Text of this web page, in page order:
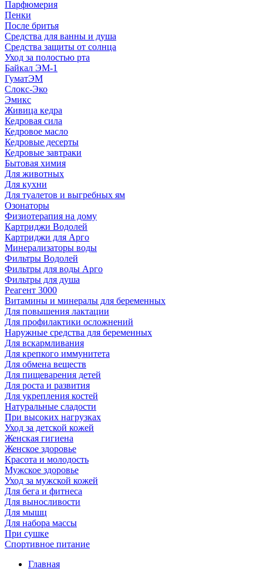
Парфюмерия
Пенки
После бритья
Средства для ванны и душа
Средства защиты от солнца
Уход за полостью рта
Байкал ЭМ-1
ГуматЭМ
Слокс-Эко
Эмикс
Живица кедра
Кедровая сила
Кедровое масло
Кедровые десерты
Кедровые завтраки
Бытовая химия
Для животных
Для кухни
Для туалетов и выгребных ям
Озонаторы
Физиотерапия на дому
Картриджи Водолей
Картриджи для Арго
Минерализаторы воды
Фильтры Водолей
Фильтры для воды Арго
Фильтры для душа
Реагент 3000
Витамины и минералы для беременных
Для повышения лактации
Для профилактики осложнений
Наружные средства для беременных
Для вскармливания
Для крепкого иммунитета
Для обмена веществ
Для пищеварения детей
Для роста и развития
Для укрепления костей
Натуральные сладости
При высоких нагрузках
Уход за детской кожей
Женская гигиена
Женское здоровье
Красота и молодость
Мужское здоровье
Уход за мужской кожей
Для бега и фитнеса
Для выносливости
Для мышц
Для набора массы
При сушке
Спортивное питание
Главная